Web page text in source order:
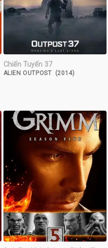
Chiến Tuyến 37
ALIEN OUTPOST (2014)